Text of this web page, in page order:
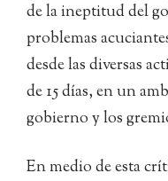
de la ineptitud del
problemas
desde las diversas
de 15 días, en un
gobierno y los
En medio de esta